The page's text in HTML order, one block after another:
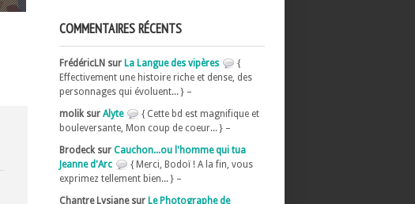
COMMENTAIRES RÉCENTS
FrédéricLN sur La Langue des vipères
{
Effectivement une histoire riche et dense, des
personnages qui évoluent... } –
molik sur Alyte
{ Cette bd est magnifique et
bouleversante, Mon coup de coeur... } –
Brodeck sur Cauchon...ou l'homme qui tua
Jeanne d'Arc
{ Merci, Bodoï ! A la fin, vous
exprimez tellement bien... } –
Chantre Lysiane sur Le Photographe de